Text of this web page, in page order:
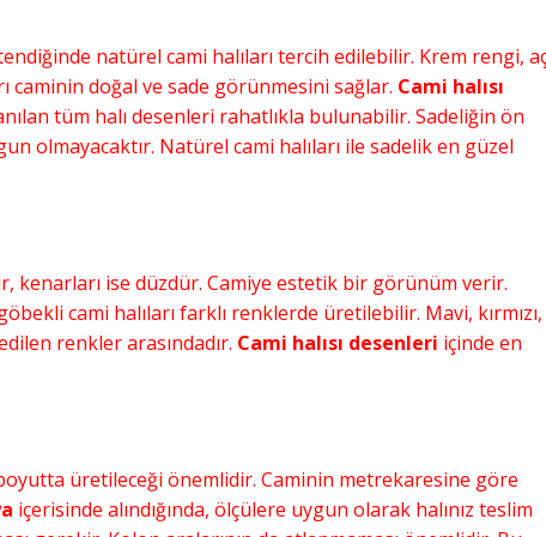
natürel cami halıları tercih edilebilir. Krem rengi,
caminin doğal ve sade görünmesini sağlar. Cami halısı
tüm halı desenleri rahatlıkla bulunabilir. Sadeliğin ön
olmayacaktır. Natürel cami halıları ile sadelik en güzel
kenarları ise düzdür. Camiye estetik bir görünüm verir.
cami halıları farklı renklerde üretilebilir. Mavi, kırmızı,
renkler arasındadır. Cami halısı desenleri içinde en
üretileceği önemlidir. Caminin metrekaresine göre
içerisinde alındığında, ölçülere uygun olarak halınız teslim